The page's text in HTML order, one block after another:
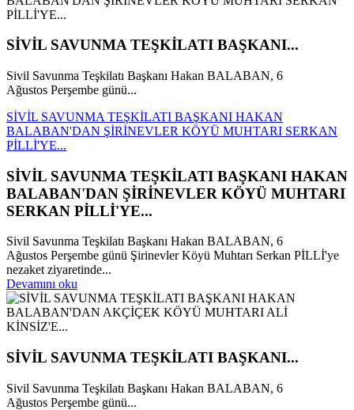
SİVİL SAVUNMA TEŞKİLATI BAŞKANI...
Sivil Savunma Teşkilatı Başkanı Hakan BALABAN, 6
Ağustos Perşembe günü...
SİVİL SAVUNMA TEŞKİLATI BAŞKANI HAKAN
BALABAN'DAN ŞİRİNEVLER KÖYÜ MUHTARI SERKAN
PİLLİ'YE...
SİVİL SAVUNMA TEŞKİLATI BAŞKANI HAKAN
BALABAN'DAN ŞİRİNEVLER KÖYÜ MUHTARI
SERKAN PİLLİ'YE...
Sivil Savunma Teşkilatı Başkanı Hakan BALABAN, 6
Ağustos Perşembe günü Şirinevler Köyü Muhtarı Serkan PİLLİ'ye
nezaket ziyaretinde...
Devamını oku
SİVİL SAVUNMA TEŞKİLATI BAŞKANI...
Sivil Savunma Teşkilatı Başkanı Hakan BALABAN, 6
Ağustos Perşembe günü...